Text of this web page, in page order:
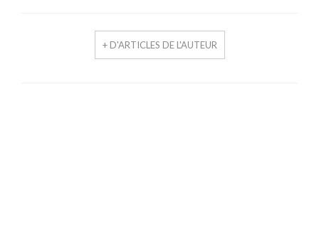
+ D'ARTICLES DE L'AUTEUR